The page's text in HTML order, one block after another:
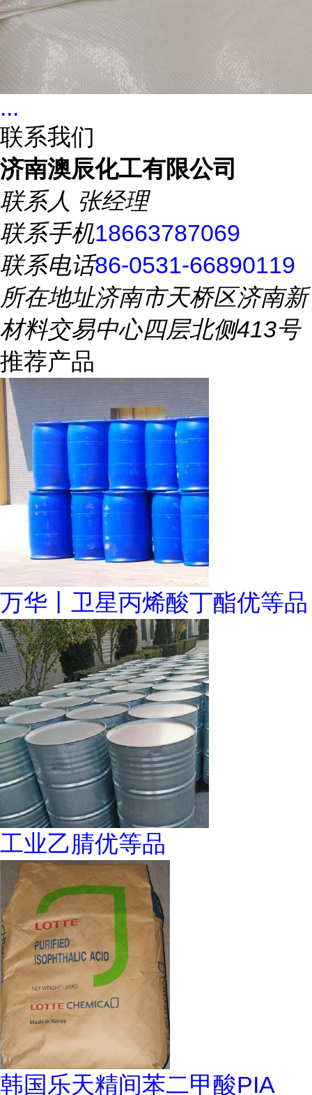
...
联系我们
济南澳辰化工有限公司
联系人 张经理
联系手机18663787069
联系电话86-0531-66890119
所在地址济南市天桥区济南新
材料交易中心四层北侧413号
推荐产品
万华丨卫星丙烯酸丁酯优等品
工业乙腈优等品
韩国乐天精间苯二甲酸PIA